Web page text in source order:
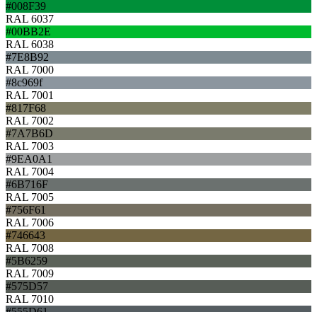
#008F39
RAL 6037
#00BB2E
RAL 6038
#7E8B92
RAL 7000
#8c969f
RAL 7001
#817F68
RAL 7002
#7A7B6D
RAL 7003
#9EA0A1
RAL 7004
#6B716F
RAL 7005
#756F61
RAL 7006
#746643
RAL 7008
#5B6259
RAL 7009
#575D57
RAL 7010